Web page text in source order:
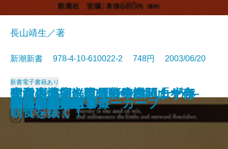
政党崩壊―永田町の失われた十年
―
知らざあ言って聞かせやしょう―
心に響く歌舞伎の名せりふ―
安楽死のできる国
昭和史発掘 幻の特務機関「ヤ
マ」
元気が出る患者学
天皇家の財布
空白の北朝鮮現代史―白頭山を売
った金日成―
山本周五郎のことば
死亡記事を読む
謎解き 少年少女世界の名作
長山靖生／著
新潮新書 978-4-10-610022-2 748円 2003/06/20
新書電子書籍あり
アラブの格言
アメリカ病
時価会計不況
日中ビジネス摩擦
生活習慣病に克つ新常識 まずは
朝食を抜く！
真っ向勝負のスローカーブ
明治天皇を語る
漂流記の魅力
バカの壁
死ぬための教養